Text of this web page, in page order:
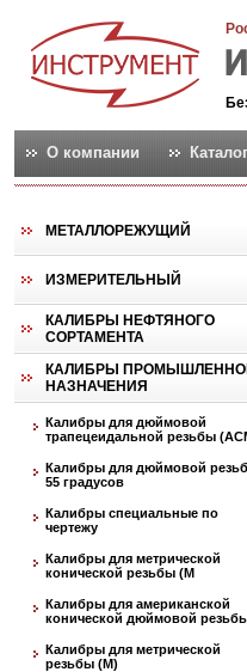
О компании
МЕТАЛЛОРЕЖУЩИЙ
ИЗМЕРИТЕЛЬНЫЙ
КАЛИБРЫ НЕФТЯНОГО
СОРТАМЕНТА
КАЛИБРЫ
НАЗНАЧЕНИЯ
Калибры для дюймовой
трапецеидальной резьбы
Калибры для дюймовой
55 градусов
Калибры специальные по
чертежу
Калибры для метрической
конической резьбы (М
Калибры для американской
конической дюймовой
Калибры для метрической
резьбы (М)